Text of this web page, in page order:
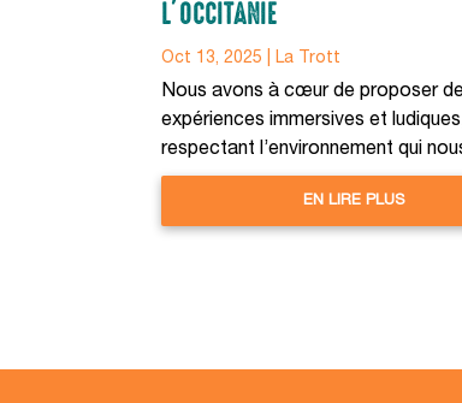
L’OCCITANIE
Oct 13, 2025 La Trott
Nous avons à cœur de proposer
expériences immersives et
respectant l’environnement qui
EN LIRE PLUS